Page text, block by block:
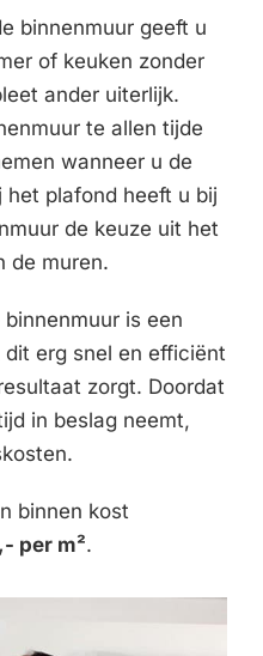
binnenmuur geeft u
of keuken zonder
ander uiterlijk.
te allen tijde
wanneer u de
plafond heeft u bij
de keuze uit het
de muren.
is een
erg snel en efficiënt
zorgt. Doordat
in beslag neemt,
binnen kost
per m².